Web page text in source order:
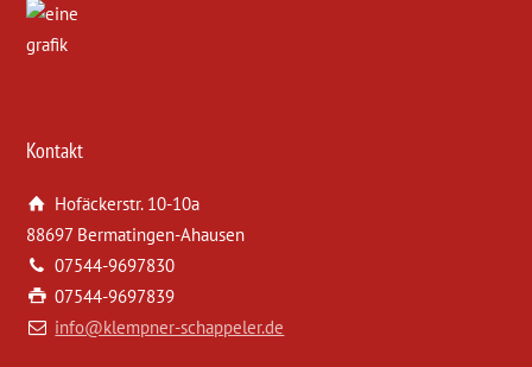
Kontakt
Hofäckerstr. 10-10a
88697 Bermatingen-Ahausen
07544-9697830
07544-9697839
info@klempner-schappeler.de